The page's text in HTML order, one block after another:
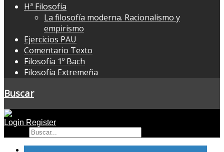
Hª Filosofía
La filosofía moderna. Racionalismo y
empirismo
Ejercicios PAU
Comentario Texto
Filosofía 1º Bach
Filosofía Extremeña
Buscar
Login Register